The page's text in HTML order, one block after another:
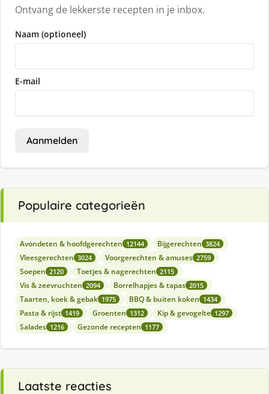
Ontvang de lekkerste recepten in je inbox.
Naam (optioneel)
E-mail
Aanmelden
Populaire categorieën
Avondeten & hoofdgerechten 12144 Bijgerechten 3824
Vleesgerechten 3024 Voorgerechten & amuses 2759
Soepen 2120 Toetjes & nagerechten 2115
Vis & zeevruchten 2094 Borrelhapjes & tapas 2015
Taarten, koek & gebak 1975 BBQ & buiten koken 1434
Pasta & rijst 1419 Groenten 1312 Kip & gevogelte 1297
Salades 1216 Gezonde recepten 1177
Laatste reacties